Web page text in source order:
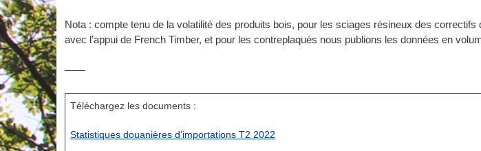
Nota : compte tenu de la volatilité des produits bois, pour les sciages résineux des correctifs
avec l’appui de French Timber, et pour les contreplaqués nous publions les données en
——
Téléchargez les documents :
Statistiques douanières d’importations T2 2022